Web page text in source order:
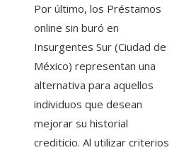
Por último, los Préstamos
online sin buró en
Insurgentes Sur (Ciudad de
México) representan una
alternativa para aquellos
individuos que desean
mejorar su historial
crediticio. Al utilizar criterios